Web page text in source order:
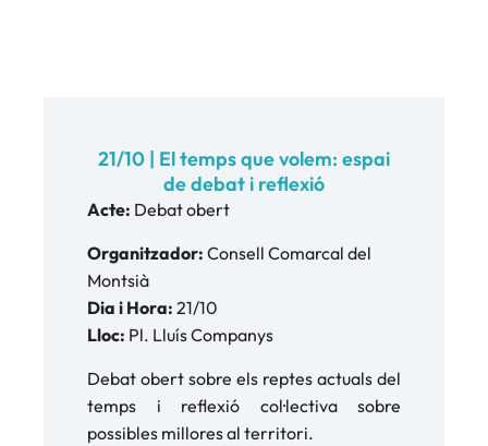
21/10 | El temps que volem: espai
de debat i reflexió
Acte: Debat obert
Organitzador: Consell Comarcal del
Montsià
Dia i Hora: 21/10
Lloc: Pl. Lluís Companys
Debat obert sobre els reptes actuals del
temps i reflexió col·lectiva sobre
possibles millores al territori.